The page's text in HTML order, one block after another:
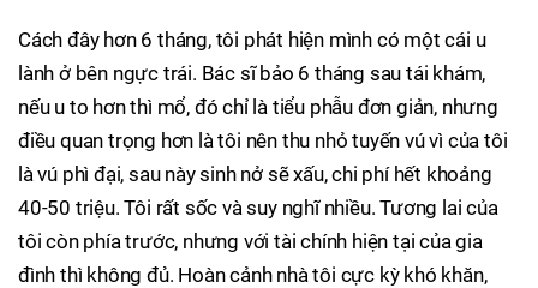
Cách đây hơn 6 tháng, tôi phát hiện mình có một cái u
lành ở bên ngực trái. Bác sĩ bảo 6 tháng sau tái khám,
nếu u to hơn thì mổ, đó chỉ là tiểu phẫu đơn giản, nhưng
điều quan trọng hơn là tôi nên thu nhỏ tuyến vú vì của tôi
là vú phì đại, sau này sinh nở sẽ xấu, chi phí hết khoảng
40-50 triệu. Tôi rất sốc và suy nghĩ nhiều. Tương lai của
tôi còn phía trước, nhưng với tài chính hiện tại của gia
đình thì không đủ. Hoàn cảnh nhà tôi cực kỳ khó khăn,